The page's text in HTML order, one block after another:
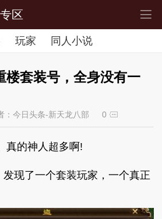
区
玩家 同人小说
楼套装号，全身没有一
：今日头条-新天龙八部 0
真的神人超多啊!
现了一个套装玩家，一个真正